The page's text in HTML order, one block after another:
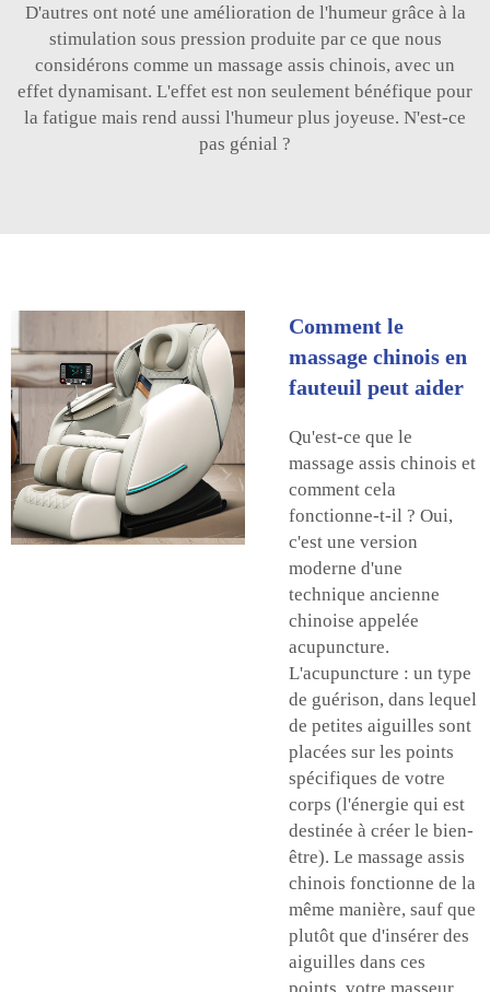
D'autres ont noté une amélioration de l'humeur grâce à la
stimulation sous pression produite par ce que nous
considérons comme un massage assis chinois, avec un
effet dynamisant. L'effet est non seulement bénéfique pour
la fatigue mais rend aussi l'humeur plus joyeuse. N'est-ce
pas génial ?
Comment le
massage chinois en
fauteuil peut aider
Qu'est-ce que le
massage assis chinois et
comment cela
fonctionne-t-il ? Oui,
c'est une version
moderne d'une
technique ancienne
chinoise appelée
acupuncture.
L'acupuncture : un type
de guérison, dans lequel
de petites aiguilles sont
placées sur les points
spécifiques de votre
corps (l'énergie qui est
destinée à créer le bien-
être). Le massage assis
chinois fonctionne de la
même manière, sauf que
plutôt que d'insérer des
aiguilles dans ces